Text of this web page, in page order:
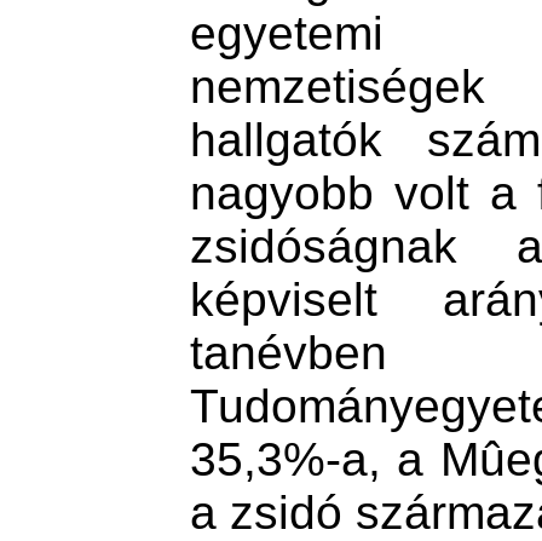
egyetemi
hallgatók
nagyobb volt a
zsidóságnak
képviselt
35,3%-a, a
a zsidó